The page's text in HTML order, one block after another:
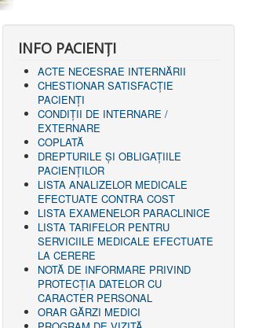
INFO PACIENŢI
ACTE NECESRAE INTERNĂRII
CHESTIONAR SATISFACŢIE
PACIENŢI
CONDIȚII DE INTERNARE /
EXTERNARE
COPLATĂ
DREPTURILE ŞI OBLIGAŢIILE
PACIENȚILOR
LISTA ANALIZELOR MEDICALE
EFECTUATE CONTRA COST
LISTA EXAMENELOR PARACLINICE
LISTA TARIFELOR PENTRU
SERVICIILE MEDICALE EFECTUATE
LA CERERE
NOTĂ DE INFORMARE PRIVIND
PROTECŢIA DATELOR CU
CARACTER PERSONAL
ORAR GĂRZI MEDICI